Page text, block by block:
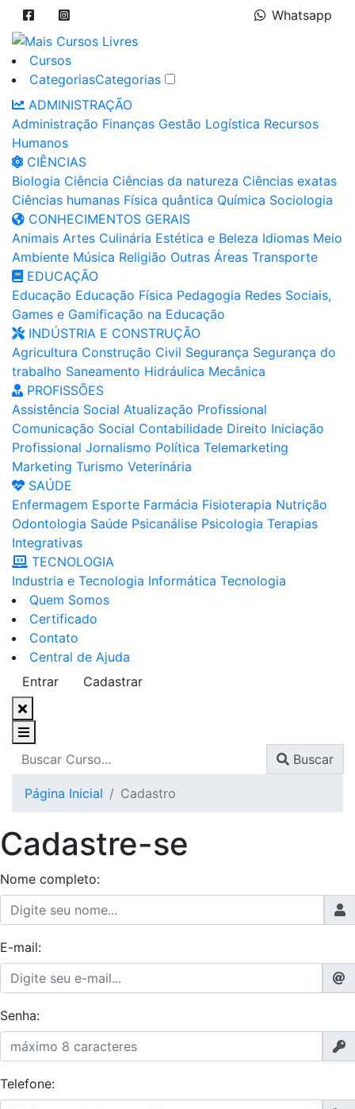
Whatsapp
Cursos
CategoriasCategorias
ADMINISTRAÇÃO
Administração Finanças Gestão Logística Recursos
Humanos
CIÊNCIAS
Biologia Ciência Ciências da natureza Ciências exatas
Ciências humanas Física quântica Química Sociologia
CONHECIMENTOS GERAIS
Animais Artes Culinária Estética e Beleza Idiomas Meio
Ambiente Música Religião Outras Áreas Transporte
EDUCAÇÃO
Educação Educação Física Pedagogia Redes Sociais,
Games e Gamificação na Educação
INDÚSTRIA E CONSTRUÇÃO
Agricultura Construção Civil Segurança Segurança do
trabalho Saneamento Hidráulica Mecânica
PROFISSÕES
Assistência Social Atualização Profissional
Comunicação Social Contabilidade Direito Iniciação
Profissional Jornalismo Política Telemarketing
Marketing Turismo Veterinária
SAÚDE
Enfermagem Esporte Farmácia Fisioterapia Nutrição
Odontologia Saúde Psicanálise Psicologia Terapias
Integrativas
TECNOLOGIA
Industria e Tecnologia Informática Tecnologia
Quem Somos
Certificado
Contato
Central de Ajuda
Entrar
Cadastrar
Buscar
Página Inicial Cadastro
Cadastre-se
Nome completo:
E-mail:
Senha:
Telefone: